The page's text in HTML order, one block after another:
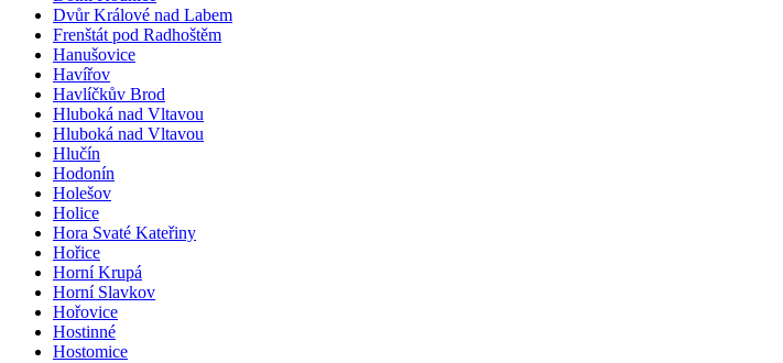
Dvůr Králové nad Labem
Frenštát pod Radhoštěm
Hanušovice
Havířov
Havlíčkův Brod
Hluboká nad Vltavou
Hluboká nad Vltavou
Hlučín
Hodonín
Holešov
Holice
Hora Svaté Kateřiny
Hořice
Horní Krupá
Horní Slavkov
Hořovice
Hostinné
Hostomice